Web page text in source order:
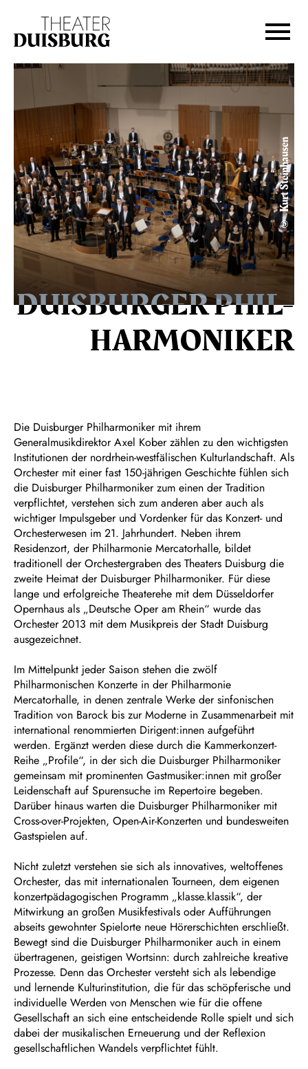
Zur Hauptnavigation springen
Zum Footer springen
© Kurt Steinhausen
DUIS­BURGER PHIL­
HARMON­IKER
Die Duisburger Philharmoniker mit ihrem
Generalmusikdirektor Axel Kober zählen zu den wichtigsten
Institutionen der nordrhein-westfälischen Kulturlandschaft. Als
Orchester mit einer fast 150-jährigen Geschichte fühlen sich
die Duisburger Philharmoniker zum einen der Tradition
verpflichtet, verstehen sich zum anderen aber auch als
wichtiger Impulsgeber und Vordenker für das Konzert- und
Orchesterwesen im 21. Jahrhundert. Neben ihrem
Residenzort, der Philharmonie Mercatorhalle, bildet
traditionell der Orchestergraben des Theaters Duisburg die
zweite Heimat der Duisburger Philharmoniker. Für diese
lange und erfolgreiche Theaterehe mit dem Düsseldorfer
Opernhaus als „Deutsche Oper am Rhein“ wurde das
Orchester 2013 mit dem Musikpreis der Stadt Duisburg
ausgezeichnet.
Im Mittelpunkt jeder Saison stehen die zwölf
Philharmonischen Konzerte in der Philharmonie
Mercatorhalle, in denen zentrale Werke der sinfonischen
Tradition von Barock bis zur Moderne in Zusammenarbeit mit
international renommierten Dirigent:innen aufgeführt
werden. Ergänzt werden diese durch die Kammerkonzert-
Reihe „Profile“, in der sich die Duisburger Philharmoniker
gemeinsam mit prominenten Gastmusiker:innen mit großer
Leidenschaft auf Spurensuche im Repertoire begeben.
Darüber hinaus warten die Duisburger Philharmoniker mit
Cross-over-Projekten, Open-Air-Konzerten und bundesweiten
Gastspielen auf.
Nicht zuletzt verstehen sie sich als innovatives, weltoffenes
Orchester, das mit internationalen Tourneen, dem eigenen
konzertpädagogischen Programm „klasse.klassik“, der
Mitwirkung an großen Musikfestivals oder Aufführungen
abseits gewohnter Spielorte neue Hörerschichten erschließt.
Bewegt sind die Duisburger Philharmoniker auch in einem
übertragenen, geistigen Wortsinn: durch zahlreiche kreative
Prozesse. Denn das Orchester versteht sich als lebendige
und lernende Kulturinstitution, die für das schöpferische und
individuelle Werden von Menschen wie für die offene
Gesellschaft an sich eine entscheidende Rolle spielt und sich
dabei der musikalischen Erneuerung und der Reflexion
gesellschaftlichen Wandels verpflichtet fühlt.